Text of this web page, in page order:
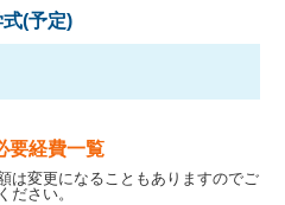
式(予定)
要経費一覧
変更になることもありますのでご
ださい。